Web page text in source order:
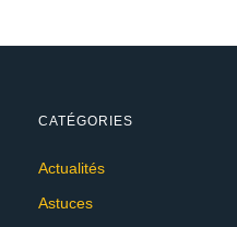
CATÉGORIES
Actualités
Astuces